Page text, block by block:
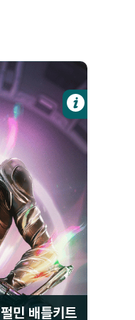
펄민 배틀키트